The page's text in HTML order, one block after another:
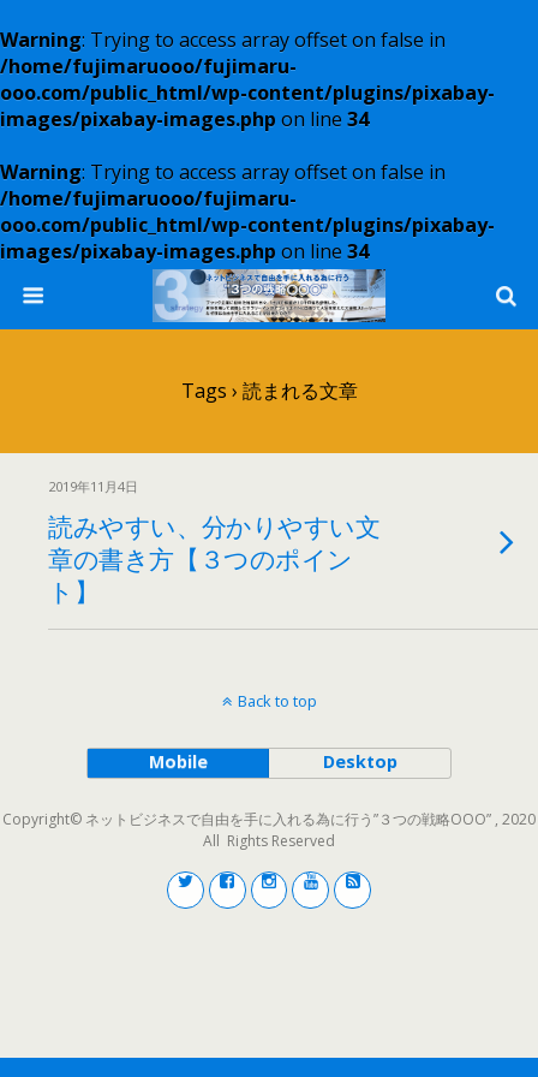
Warning: Trying to access array offset on false in
/home/fujimaruooo/fujimaru-
ooo.com/public_html/wp-content/plugins/pixabay-
images/pixabay-images.php on line 34
Warning: Trying to access array offset on false in
/home/fujimaruooo/fujimaru-
ooo.com/public_html/wp-content/plugins/pixabay-
images/pixabay-images.php on line 34
Tags › 読まれる文章
2019年11月4日
読みやすい、分かりやすい文
章の書き方【３つのポイン
ト】
Back to top
Mobile Desktop
Copyright© ネットビジネスで自由を手に入れる為に行う”３つの戦略OOO” , 2020
All Rights Reserved